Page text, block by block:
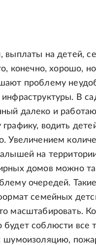
выплаты на детей,
конечно, хорошо,
проблему
В
далеко и
водить
Увеличением
на
домов можно
очередей.
семейных
масштабировать.
соблюсти все
шумоизоляцию,